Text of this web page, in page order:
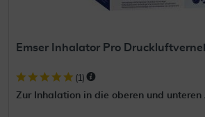
Emser Inhalator Pro
(1)
Zur Inhalation in die oberen und